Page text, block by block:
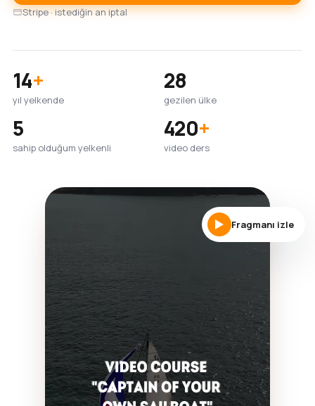
Stripe · istediğin an iptal
14+
yıl yelkende
28
gezilen ülke
5
sahip olduğum yelkenli
420+
video ders
Fragmanı izle